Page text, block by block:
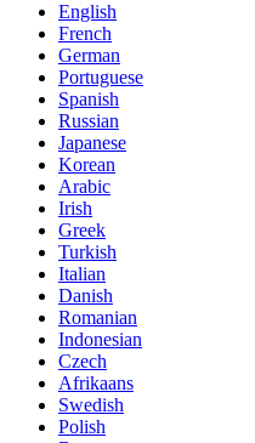
English
French
German
Portuguese
Spanish
Russian
Japanese
Korean
Arabic
Irish
Greek
Turkish
Italian
Danish
Romanian
Indonesian
Czech
Afrikaans
Swedish
Polish